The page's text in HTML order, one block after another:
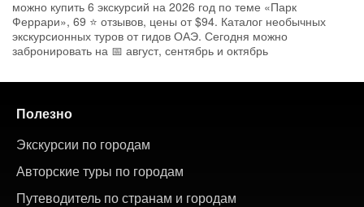
можно купить 6 экскурсий на 2026 год по теме «Парк
Феррари», 69 ⭐ отзывов, цены от $94. Каталог необычных
экскурсионных туров от гидов ОАЭ. Сегодня можно
забронировать на 📅 август, сентябрь и октябрь
Полезно
Экскурсии по городам
Авторские туры по городам
Путеводитель по странам и городам